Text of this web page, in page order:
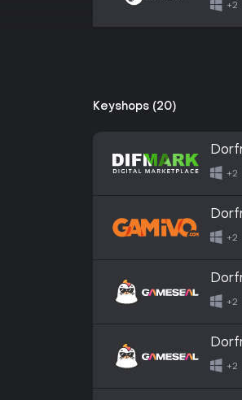
+2
Keyshops (20)
+2
+2
+2
+2